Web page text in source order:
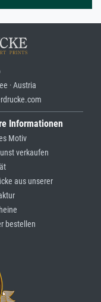
· Austria
Informationen
Motiv
verkaufen
aus unserer
bestellen